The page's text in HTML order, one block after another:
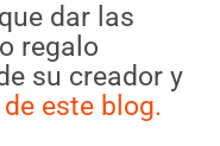
dar las
regalo
su creador y
de este blog.